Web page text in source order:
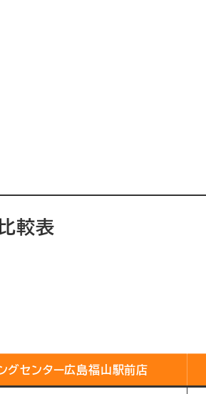
較表
グセンター広島福山駅前店